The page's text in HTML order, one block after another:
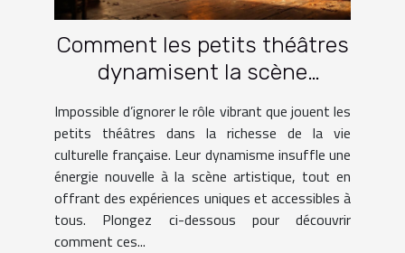
Comment les petits théâtres
dynamisent la scène
Impossible d’ignorer le rôle vibrant que jouent les
petits théâtres dans la richesse de la vie
culturelle française. Leur dynamisme insuffle une
énergie nouvelle à la scène artistique, tout en
offrant des expériences uniques et accessibles à
tous. Plongez ci-dessous pour découvrir
comment ces...